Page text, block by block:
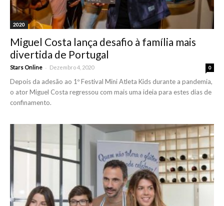
2020
Miguel Costa lança desafio à família mais
divertida de Portugal
Stars Online - Dezembro 4, 2020 0
Depois da adesão ao 1º Festival Mini Atleta Kids durante a pandemia,
o ator Miguel Costa regressou com mais uma ideia para estes dias de
confinamento.